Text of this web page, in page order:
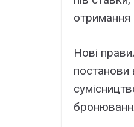
отримання
Нові
постанови